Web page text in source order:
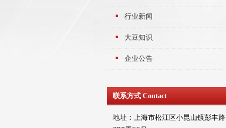
行业新闻
大豆知识
企业公告
联系方式 Contact
地址：上海市松江区小昆山镇彭丰路